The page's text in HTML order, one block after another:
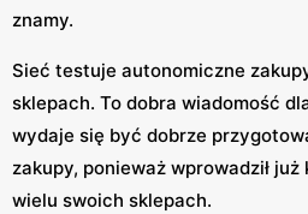
znamy.
Sieć testuje autonomiczne
sklepach. To dobra wiadomość
wydaje się być dobrze
zakupy, ponieważ wprowadził już
wielu swoich sklepach.